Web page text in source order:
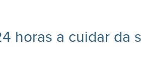
horas a cuidar da